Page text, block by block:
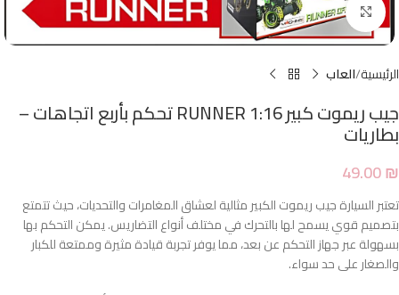
Click to enlarge
الرئيسية العاب
جيب ريموت كبير RUNNER 1:16 تحكم بأربع اتجاهات –
بطاريات
49.00₪
تعتبر السيارة جيب ريموت الكبير مثالية لعشاق المغامرات والتحديات، حيث تتمتع
بتصميم قوي يسمح لها بالتحرك في مختلف أنواع التضاريس. يمكن التحكم بها
بسهولة عبر جهاز التحكم عن بعد، مما يوفر تجربة قيادة مثيرة وممتعة للكبار
والصغار على حد سواء.